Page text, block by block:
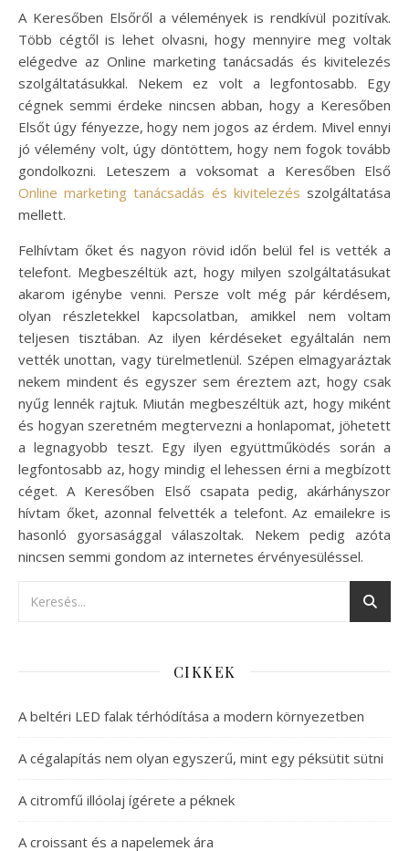
A Keresőben Elsőről a vélemények is rendkívül pozitívak.
Több cégtől is lehet olvasni, hogy mennyire meg voltak
elégedve az Online marketing tanácsadás és kivitelezés
szolgáltatásukkal. Nekem ez volt a legfontosabb. Egy
cégnek semmi érdeke nincsen abban, hogy a Keresőben
Elsőt úgy fényezze, hogy nem jogos az érdem. Mivel ennyi
jó vélemény volt, úgy döntöttem, hogy nem fogok tovább
gondolkozni. Leteszem a voksomat a Keresőben Első
Online marketing tanácsadás és kivitelezés szolgáltatása
mellett.
Felhívtam őket és nagyon rövid időn belül fel is vették a
telefont. Megbeszéltük azt, hogy milyen szolgáltatásukat
akarom igénybe venni. Persze volt még pár kérdésem,
olyan részletekkel kapcsolatban, amikkel nem voltam
teljesen tisztában. Az ilyen kérdéseket egyáltalán nem
vették unottan, vagy türelmetlenül. Szépen elmagyaráztak
nekem mindent és egyszer sem éreztem azt, hogy csak
nyűg lennék rajtuk. Miután megbeszéltük azt, hogy miként
és hogyan szeretném megtervezni a honlapomat, jöhetett
a legnagyobb teszt. Egy ilyen együttműködés során a
legfontosabb az, hogy mindig el lehessen érni a megbízott
céget. A Keresőben Első csapata pedig, akárhányszor
hívtam őket, azonnal felvették a telefont. Az emailekre is
hasonló gyorsasággal válaszoltak. Nekem pedig azóta
nincsen semmi gondom az internetes érvényesüléssel.
CIKKEK
A beltéri LED falak térhódítása a modern környezetben
A cégalapítás nem olyan egyszerű, mint egy péksütit sütni
A citromfű illóolaj ígérete a péknek
A croissant és a napelemek ára